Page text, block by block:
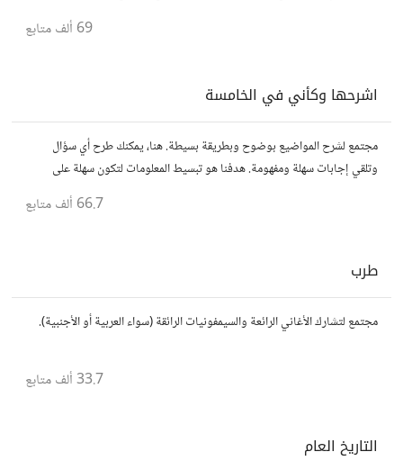
69 ألف متابع
اشرحها وكأني في الخامسة
مجتمع لشرح المواضيع بوضوح وبطريقة بسيطة. هنا، يمكنك طرح أي سؤال
وتلقي إجابات سهلة ومفهومة. هدفنا هو تبسيط المعلومات لتكون سهلة على
66.7 ألف متابع
طرب
مجتمع لتشارك الأغاني الرائعة والسيمفونيات الرائقة (سواء العربية أو الأجنبية).
33.7 ألف متابع
التاريخ العام